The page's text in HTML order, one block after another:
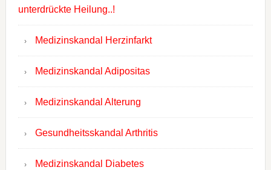
unterdrückte Heilung..!
Medizinskandal Herzinfarkt
Medizinskandal Adipositas
Medizinskandal Alterung
Gesundheitsskandal Arthritis
Medizinskandal Diabetes